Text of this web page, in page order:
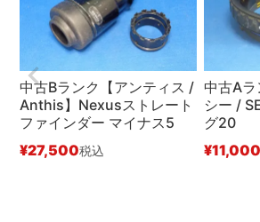
中古Bランク【アンティス /
Anthis】Nexusストレート
ファインダー マイナス5
¥27,500税込
中古A
シー /
グ20
¥11,000